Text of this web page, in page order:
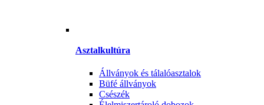
Asztalkultúra
Állványok és tálalóasztalok
Büfé állványok
Csészék